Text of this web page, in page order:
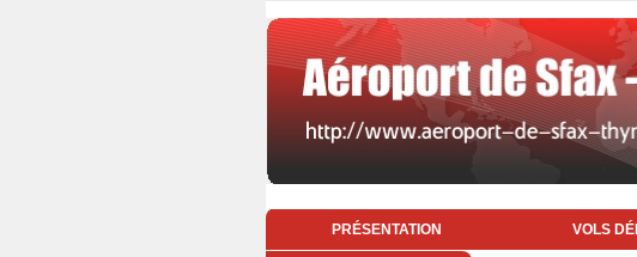
PRÉSENTATION VOLS